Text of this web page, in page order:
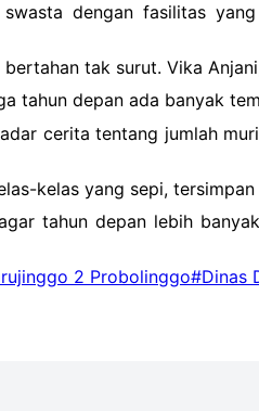
dengan fasilitas
tak surut. Vika
tahun depan ada banyak
cerita tentang jumlah
kelas yang sepi,
tahun depan lebih
2 Probolinggo#Dinas